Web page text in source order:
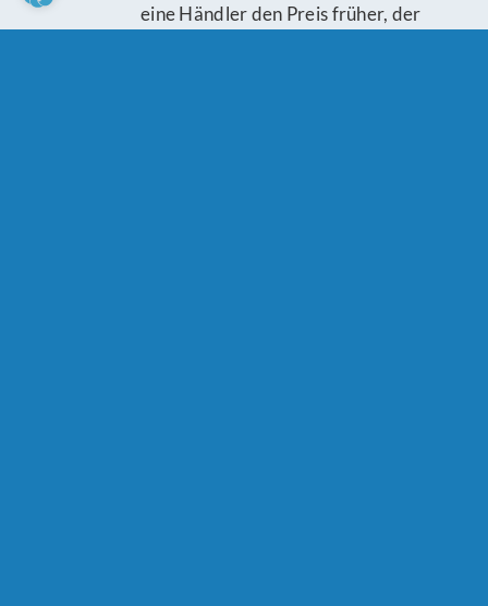
eine Händler den Preis früher, der